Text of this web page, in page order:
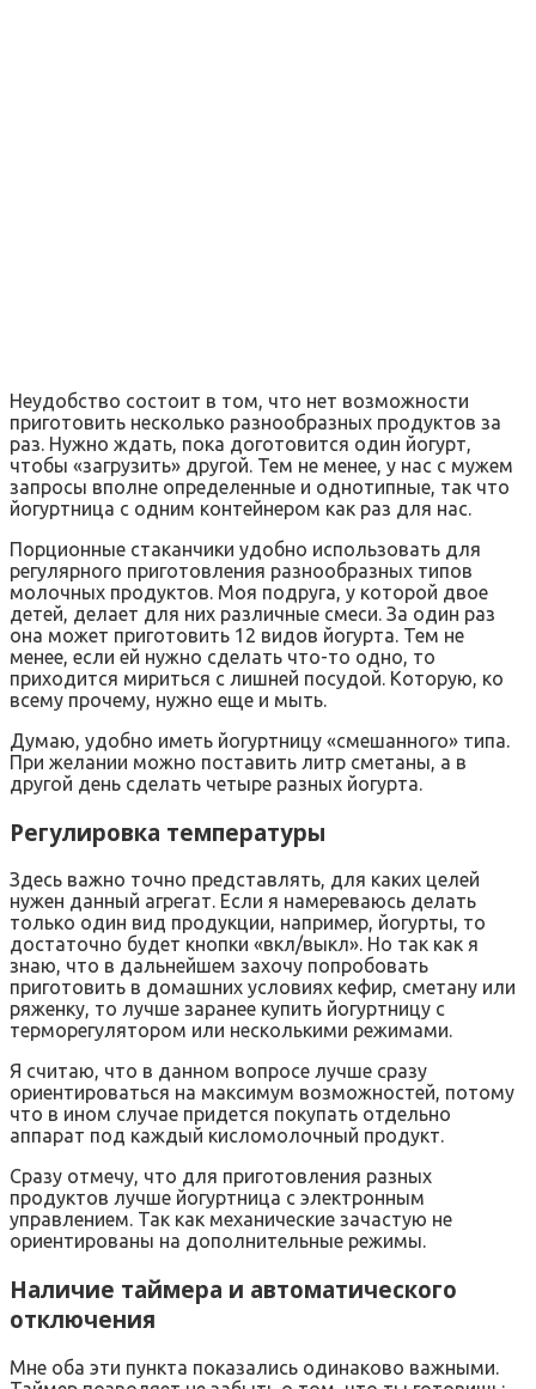
Неудобство состоит в том, что нет возможности
приготовить несколько разнообразных продуктов за
раз. Нужно ждать, пока доготовится один йогурт,
чтобы «загрузить» другой. Тем не менее, у нас с мужем
запросы вполне определенные и однотипные, так что
йогуртница с одним контейнером как раз для нас.
Порционные стаканчики удобно использовать для
регулярного приготовления разнообразных типов
молочных продуктов. Моя подруга, у которой двое
детей, делает для них различные смеси. За один раз
она может приготовить 12 видов йогурта. Тем не
менее, если ей нужно сделать что-то одно, то
приходится мириться с лишней посудой. Которую, ко
всему прочему, нужно еще и мыть.
Думаю, удобно иметь йогуртницу «смешанного» типа.
При желании можно поставить литр сметаны, а в
другой день сделать четыре разных йогурта.
Регулировка температуры
Здесь важно точно представлять, для каких целей
нужен данный агрегат. Если я намереваюсь делать
только один вид продукции, например, йогурты, то
достаточно будет кнопки «вкл/выкл». Но так как я
знаю, что в дальнейшем захочу попробовать
приготовить в домашних условиях кефир, сметану или
ряженку, то лучше заранее купить йогуртницу с
терморегулятором или несколькими режимами.
Я считаю, что в данном вопросе лучше сразу
ориентироваться на максимум возможностей, потому
что в ином случае придется покупать отдельно
аппарат под каждый кисломолочный продукт.
Сразу отмечу, что для приготовления разных
продуктов лучше йогуртница с электронным
управлением. Так как механические зачастую не
ориентированы на дополнительные режимы.
Наличие таймера и автоматического
отключения
Мне оба эти пункта показались одинаково важными.